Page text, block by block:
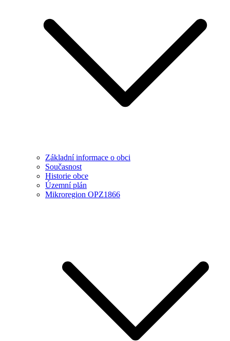
Základní informace o obci
Současnost
Historie obce
Územní plán
Mikroregion OPZ1866